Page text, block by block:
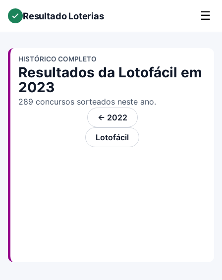
Resultado Loterias ☰
HISTÓRICO COMPLETO
Resultados da Lotofácil em
2023
289 concursos sorteados neste ano.
← 2022
Lotofácil